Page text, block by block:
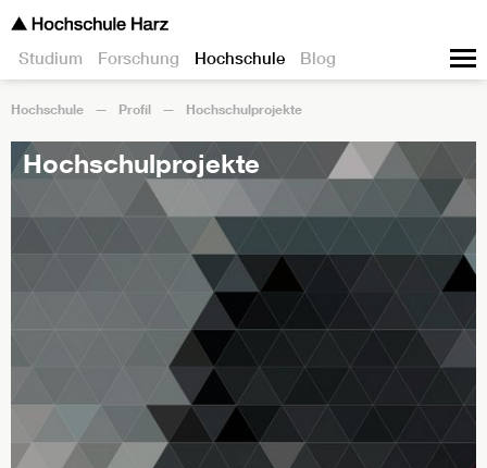
Studium Forschung Hochschule Blog
Hochschule Profil Hochschulprojekte
Hochschulprojekte